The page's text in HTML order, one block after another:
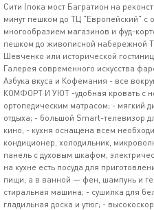
Сити (пока мост Багратион на
минут пешком до ТЦ "Европейский" с
многообразием магазинов и фуд-
пешком до живописной набережной
Шевченко или исторической
Галерея современного искусства
Азбука вкуса и Кофемания - все
КОМФОРТ И УЮТ -удобная кровать с
ортопедическим матрасом; - мягкий
отдыха; - большой Smart-телевизор
кино; - кухня оснащена всем
кондиционер, холодильник,
панель с духовым шкафом,
на кухне есть посуда для
пищи, а в ванной — фен, шампунь и
стиральная машина; - сушилка для
гладильная доска и утюг; -